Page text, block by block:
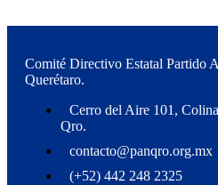
Comité Directivo Estatal Partido
Querétaro.
Cerro del Aire 101,
Qro.
contacto@panqro.org.mx
(+52) 442 248 2325